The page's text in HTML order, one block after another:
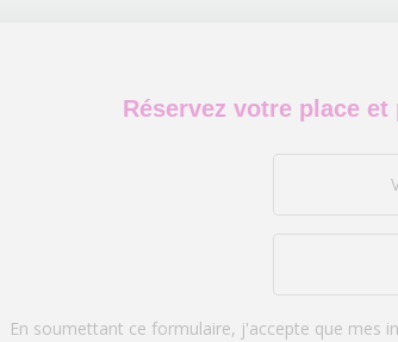
Réservez votre place
En soumettant ce formulaire, j'accepte que mes